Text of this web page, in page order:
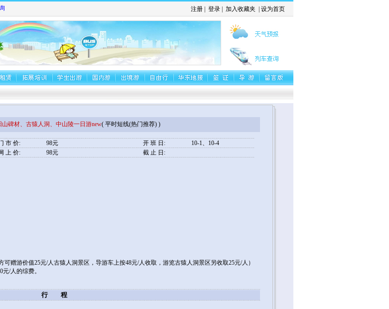
注册 登录 加入收藏夹 设为首页
山碑材、古猿人洞、中山陵一日游new( 平时短线(热门推荐) )
市 价: 98元 开 班 日:
10-1、10-4
上 价: 98元 截 止 日:
可赠游价值25元/人古猿人洞景区，导游车上按48元/人收取，游览古猿人洞景区另收取25元/人）
/人的综费。
行 程